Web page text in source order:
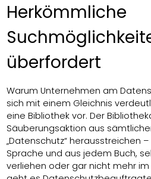
Herkömmliche
überfordert
Warum Unternehmen am
sich mit einem Gleichnis
eine Bibliothek vor. Der
Säuberungsaktion aus
„Datenschutz“ herausstreichen
Sprache und aus jedem Buch,
verliehen oder gar nicht mehr